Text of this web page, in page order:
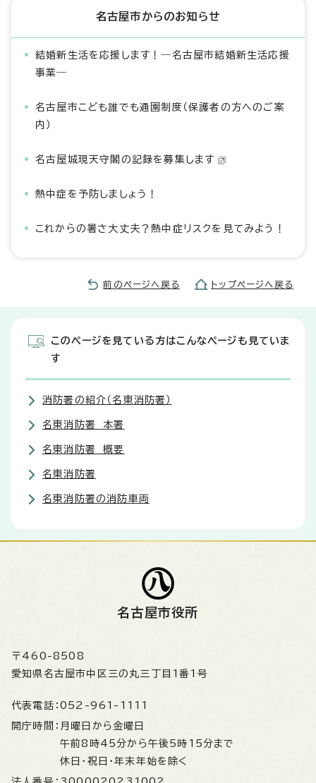
名古屋市からのお知らせ
結婚新生活を応援します！―名古屋市結婚新生活応援
事業―
名古屋市こども誰でも通園制度（保護者の方へのご案
内）
名古屋城現天守閣の記録を募集します
熱中症を予防しましょう！
これからの暑さ大丈夫？熱中症リスクを見てみよう！
前のページへ戻る トップページへ戻る
このページを見ている方はこんなページも見ていま
す
消防署の紹介（名東消防署）
名東消防署 本署
名東消防署 概要
名東消防署
名東消防署の消防車両
名古屋市役所
〒460-8508
愛知県名古屋市中区三の丸三丁目1番1号
代表電話： 052-961-1111
開庁時間： 月曜日から金曜日
午前8時45分から午後5時15分まで
休日・祝日・年末年始を除く